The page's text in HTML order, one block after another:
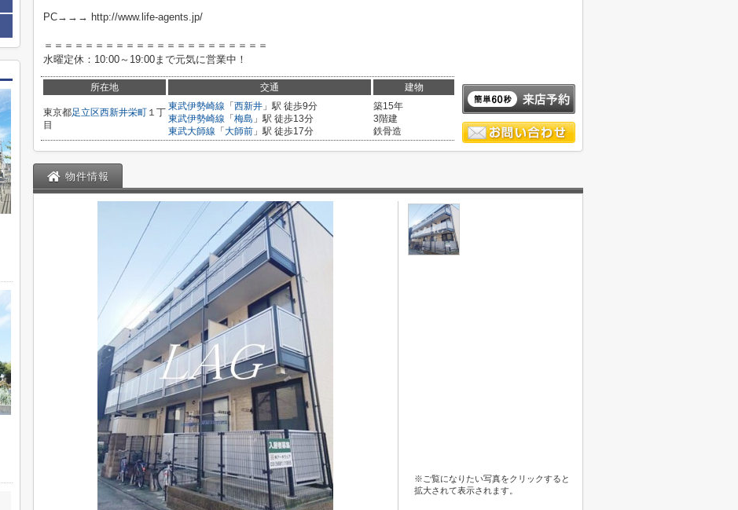
PC→→→ http://www.life-agents.jp/
＝＝＝＝＝＝＝＝＝＝＝＝＝＝＝＝＝＝＝＝＝＝
水曜定休：10:00～19:00まで元気に営業中！
所在地 交通 建物
東京都足立区西新井栄町 １丁
目
東武伊勢崎線 「 西新井 」駅 徒歩9分
東武伊勢崎線 「 梅島 」駅 徒歩13分
東武大師線 「 大師前 」駅 徒歩17分
築15年
3階建
鉄骨造
物件情報
※ご覧になりたい写真をクリックすると
拡大されて表示されます。